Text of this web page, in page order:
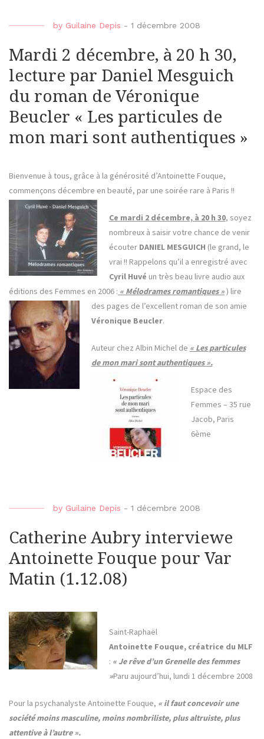
by Guilaine Depis - 1 décembre 2008
Mardi 2 décembre, à 20 h 30,
lecture par Daniel Mesguich
du roman de Véronique
Beucler « Les particules de
mon mari sont authentiques »
Bienvenue à tous, grâce à la générosité d’Antoinette Fouque,
commençons décembre en beauté, par une soirée rare à Paris !!
Ce mardi 2 décembre, à 20 h 30, soyez
nombreux à saisir votre chance de venir
écouter DANIEL MESGUICH (le grand, le
vrai !! Rappelons qu’il a enregistré avec
Cyril Huvé un très beau livre audio aux
éditions des Femmes en 2006 : « Mélodrames romantiques ») lire
des pages de l’excellent roman de son amie
Véronique Beucler.
Auteur chez Albin Michel de « Les particules
de mon mari sont authentiques ».
Espace des
Femmes – 35 rue
Jacob, Paris
6ème
by Guilaine Depis - 1 décembre 2008
Catherine Aubry interviewe
Antoinette Fouque pour Var
Matin (1.12.08)
Saint-Raphaël
Antoinette Fouque, créatrice du MLF
: « Je rêve d’un Grenelle des femmes
»Paru aujourd’hui, lundi 1 décembre 2008
Pour la psychanalyste Antoinette Fouque, « il faut concevoir une
société moins masculine, moins nombriliste, plus altruiste, plus
attentive à l’autre ».